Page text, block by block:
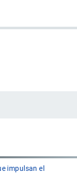
impulsan el